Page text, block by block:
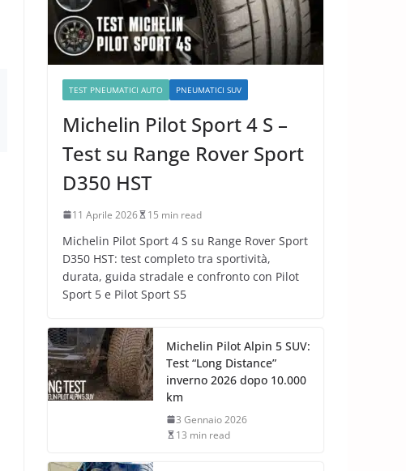
TEST PNEUMATICI AUTO PNEUMATICI SUV
Michelin Pilot Sport 4 S –
Test su Range Rover Sport
D350 HST
11 Aprile 2026 15 min read
Michelin Pilot Sport 4 S su Range Rover Sport
D350 HST: test completo tra sportività,
durata, guida stradale e confronto con Pilot
Sport 5 e Pilot Sport S5
Michelin Pilot Alpin 5 SUV:
Test “Long Distance”
inverno 2026 dopo 10.000
km
3 Gennaio 2026
13 min read